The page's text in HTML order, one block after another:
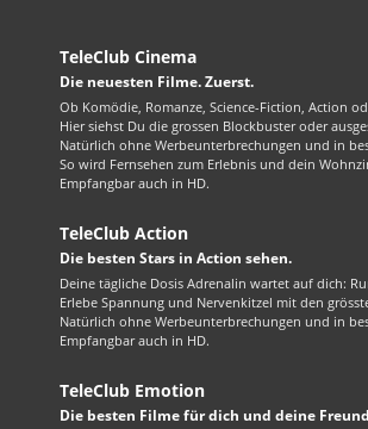
TeleClub Cinema
Die neuesten Filme. Zuerst.
Ob Komödie, Romanze, Science-Fiction, Action
Hier siehst Du die grossen Blockbuster oder
Natürlich ohne Werbeunterbrechungen und in
So wird Fernsehen zum Erlebnis und dein
Empfangbar auch in HD.
TeleClub Action
Die besten Stars in Action sehen.
Deine tägliche Dosis Adrenalin wartet auf dich:
Erlebe Spannung und Nervenkitzel mit den
Natürlich ohne Werbeunterbrechungen und in
Empfangbar auch in HD.
TeleClub Emotion
Die besten Filme für dich und deine